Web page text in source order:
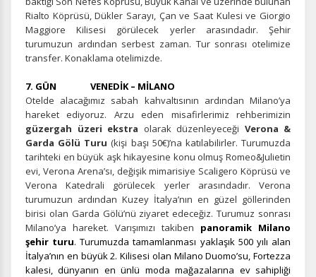
İstatistik Çerezleri
Ziyaretçilerin siteyi nasıl kullandığını anonim olarak
ölçeriz. Hangi sayfaların popüler olduğunu ve
kullanıcıların nerede zorluk yaşadığını anlamamıza
Pazarlama Çerezleri
Size ve ilgi alanlarınıza uygun reklamlar göstermek için
kullanılır. Kapatırsanız reklamları görmeye devam
edersiniz, ancak daha az alakalı olabilirler.
Rialto Köprüsü, Dükler Sarayı, Çan ve Saat Kulesi ve Giorgio
Maggiore Kilisesi görülecek yerler arasındadır. Şehir
turumuzun ardından serbest zaman. Tur sonrası otelimize
transfer. Konaklama otelimizde.
7. GÜN VENEDİK – MİLANO
Otelde alacağımız sabah kahvaltısının ardından Milano’ya
hareket ediyoruz. Arzu eden misafirlerimiz rehberimizin
güzergah üzeri ekstra olarak düzenleyeceği Verona &
Garda Gölü Turu (kişi başı 50€)’na katılabilirler. Turumuzda
tarihteki en büyük aşk hikayesine konu olmuş Romeo&Julietin
evi, Verona Arena’sı, değişik mimarisiye Scaligero Köprüsü ve
Verona Katedrali görülecek yerler arasındadır. Verona
turumuzun ardından Kuzey İtalya’nın en güzel göllerinden
birisi olan Garda Gölü’nü ziyaret edeceğiz. Turumuz sonrası
Milano’ya hareket. Varışımızı takiben panoramik Milano
şehir turu. Turumuzda tamamlanması yaklaşık 500 yılı alan
İtalya’nın en büyük 2. Kilisesi olan Milano Duomo’su, Fortezza
kalesi, dünyanın en ünlü moda mağazalarına ev sahipliği